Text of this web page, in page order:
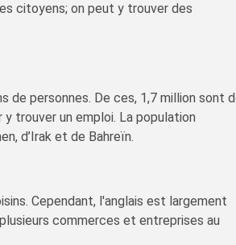
citoyens; on peut y trouver des
de personnes. De ces, 1,7 million sont
trouver un emploi. La population
d’Irak et de Bahreïn.
Cependant, l'anglais est largement
commerces et entreprises au